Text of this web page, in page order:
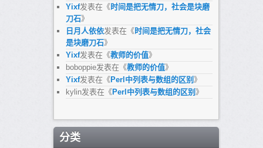
Yixf发表在《 时间是把无情刀，社会是块磨
刀石》
日月人依依发表在《 时间是把无情刀，社会
是块磨刀石》
Yixf发表在《教师的价值》
boboppie发表在《教师的价值》
Yixf发表在《 Perl中列表与数组的区别 》
kylin发表在《 Perl中列表与数组的区别 》
分类